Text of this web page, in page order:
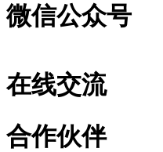
微信公众号
在线交流
合作伙伴